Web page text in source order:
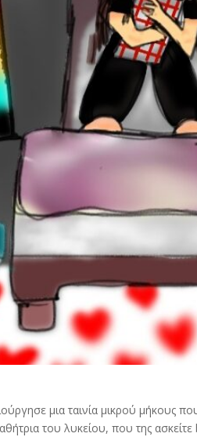
μια ταινία μικρού μήκους
του λυκείου, που της